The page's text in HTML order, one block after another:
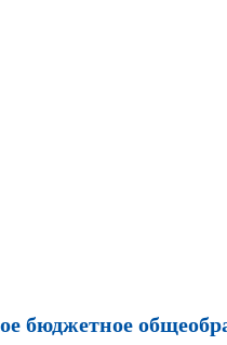
бюджетное